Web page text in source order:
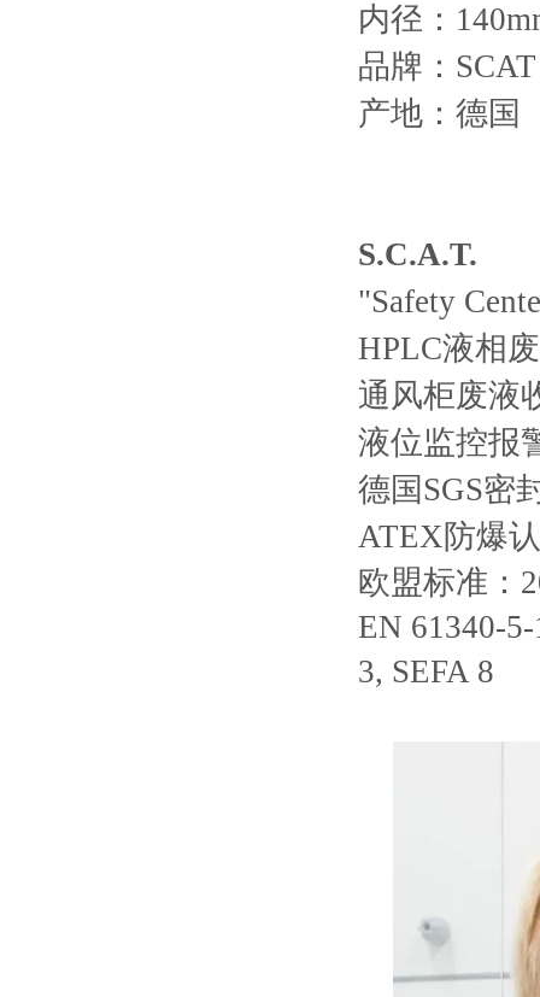
内径：
品牌：SCAT
产地：德国
S.C.A.T.
"Safety
HPLC液相
通风柜废液
液位监控报
德国SGS密
ATEX防爆
欧盟标准：
EN 61340-
3, SEFA 8